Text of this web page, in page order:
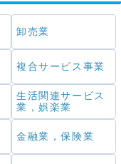
卸売業
複合サービス事業
生活関連サービス
業，娯楽業
金融業，保険業